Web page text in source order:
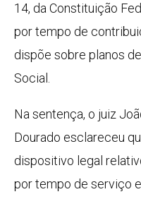
14, da Constituição
por tempo de
dispõe sobre planos
Social.
Na sentença, o juiz
Dourado esclareceu
dispositivo legal
por tempo de serviço